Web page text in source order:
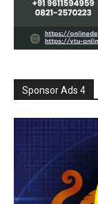
Sponsor Ads 4